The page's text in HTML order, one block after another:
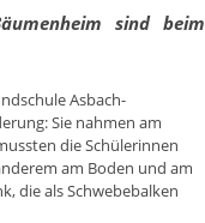
sind beim
Asbach-
Sie nahmen am
die Schülerinnen
am Boden und am
die als Schwebebalken